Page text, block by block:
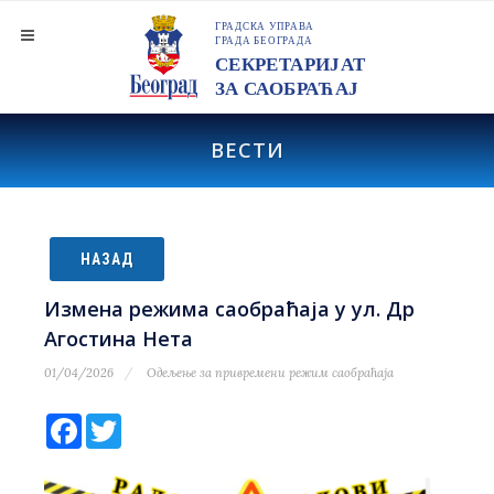
ВЕСТИ
НАЗАД
Измена режима саобраћаја у ул. Др
Агостина Нета
01/04/2026 Одељење за привремени режим саобраћаја
Facebook